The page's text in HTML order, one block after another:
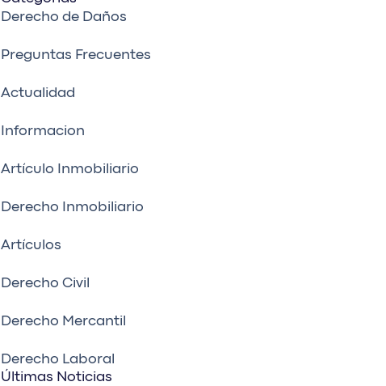
Derecho de Daños
Preguntas Frecuentes
Actualidad
Informacion
Artículo Inmobiliario
Derecho Inmobiliario
Artículos
Derecho Civil
Derecho Mercantil
Derecho Laboral
Últimas Noticias